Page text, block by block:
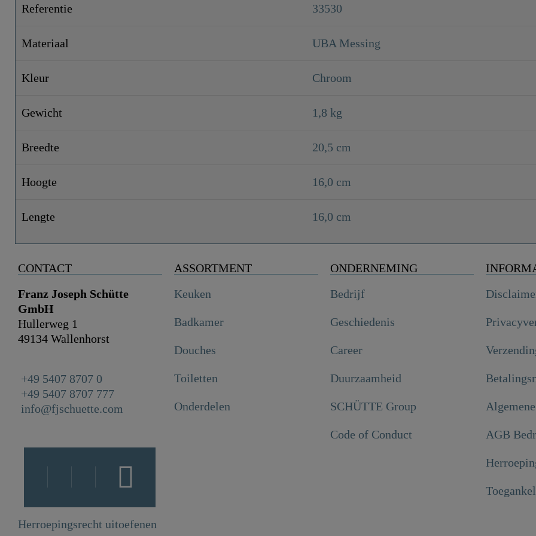
Referentie 33530
Materiaal UBA Messing
Kleur Chroom
Gewicht 1,8 kg
Breedte 20,5 cm
Hoogte 16,0 cm
Lengte 16,0 cm
CONTACT
Franz Joseph Schütte
GmbH
Hullerweg 1
49134 Wallenhorst
+49 5407 8707 0
+49 5407 8707 777
info@fjschuette.com
Herroepingsrecht uitoefenen
ASSORTMENT
Keuken
Badkamer
Douches
Toiletten
Onderdelen
ONDERNEMING
Bedrijf
Geschiedenis
Career
Duurzaamheid
SCHÜTTE Group
Code of Conduct AGB